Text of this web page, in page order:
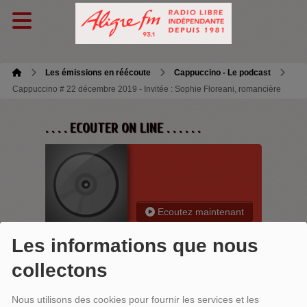
Les informations que nous
collectons
Nous utilisons des cookies pour fournir les services et les
Les émissions en réécoute
Cappuccino - Le podcast
Cappuccino # 22 décembre 2019 - Invitée : Sophie Floreani, romancière
. . . . ECOUTER ON LINE . . . . . .
Ecoutez maintenant
CAPPUCCINO # 22 DÉCEMBRE 2019 -